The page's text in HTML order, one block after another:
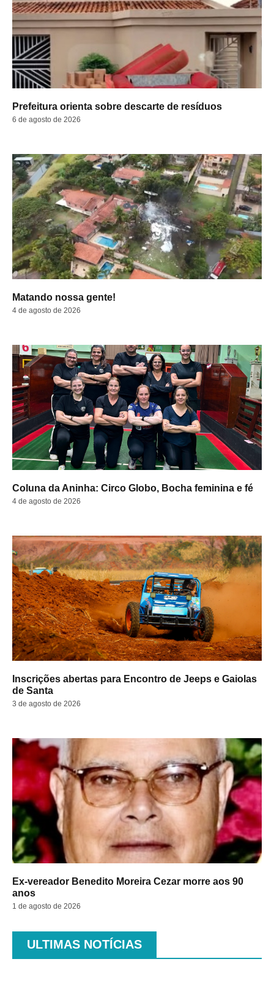
Prefeitura orienta sobre descarte de resíduos
6 de agosto de 2026
Matando nossa gente!
4 de agosto de 2026
Coluna da Aninha: Circo Globo, Bocha feminina e fé
4 de agosto de 2026
Inscrições abertas para Encontro de Jeeps e Gaiolas
de Santa
3 de agosto de 2026
Ex-vereador Benedito Moreira Cezar morre aos 90
anos
1 de agosto de 2026
ULTIMAS NOTÍCIAS